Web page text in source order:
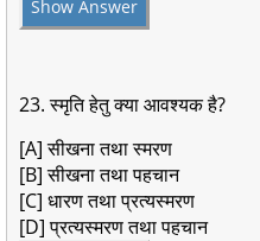
Show Answer
23. स्मृति हेतु क्या आवश्यक है?
[A] सीखना तथा स्मरण
[B] सीखना तथा पहचान
[C] धारण तथा प्रत्यस्मरण
[D] प्रत्यस्मरण तथा पहचान